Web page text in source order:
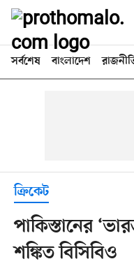
সর্বশেষ বাংলাদেশ
ক্রিকেট
পাকিস্তানের
শঙ্কিত বিসিবিও